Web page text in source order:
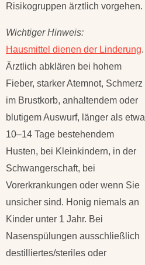
Risikogruppen ärztlich vorgehen.
Wichtiger Hinweis:
Hausmittel dienen der Linderung.
Ärztlich abklären bei hohem
Fieber, starker Atemnot, Schmerz
im Brustkorb, anhaltendem oder
blutigem Auswurf, länger als etwa
10–14 Tage bestehendem
Husten, bei Kleinkindern, in der
Schwangerschaft, bei
Vorerkrankungen oder wenn Sie
unsicher sind. Honig niemals an
Kinder unter 1 Jahr. Bei
Nasenspülungen ausschließlich
destilliertes/steriles oder